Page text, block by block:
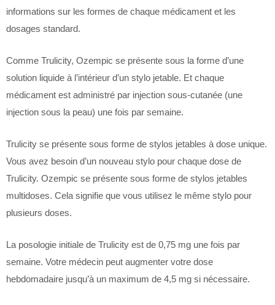
informations sur les formes de chaque médicament et les
dosages standard.
Comme Trulicity, Ozempic se présente sous la forme d’une
solution liquide à l’intérieur d’un stylo jetable. Et chaque
médicament est administré par injection sous-cutanée (une
injection sous la peau) une fois par semaine.
Trulicity se présente sous forme de stylos jetables à dose unique.
Vous avez besoin d’un nouveau stylo pour chaque dose de
Trulicity. Ozempic se présente sous forme de stylos jetables
multidoses. Cela signifie que vous utilisez le même stylo pour
plusieurs doses.
La posologie initiale de Trulicity est de 0,75 mg une fois par
semaine. Votre médecin peut augmenter votre dose
hebdomadaire jusqu’à un maximum de 4,5 mg si nécessaire.